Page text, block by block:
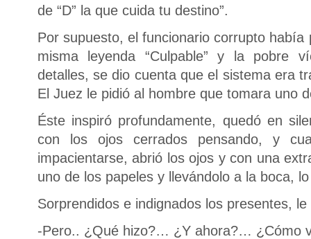
de “D” la que cuida tu destino”.
Por supuesto, el funcionario corrupto
misma leyenda “Culpable” y la pobre
detalles, se dio cuenta que el sistema era
El Juez le pidió al hombre que tomara uno
Éste inspiró profundamente, quedó en
con los ojos cerrados pensando, y
impacientarse, abrió los ojos y con una
uno de los papeles y llevándolo a la boca,
Sorprendidos e indignados los presentes,
-Pero.. ¿Qué hizo?… ¿Y ahora?… ¿Cómo